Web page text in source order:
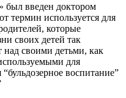
был введен доктором
термин используется для
которые
своих детей так
над своими детьми, как
для
воспитание”